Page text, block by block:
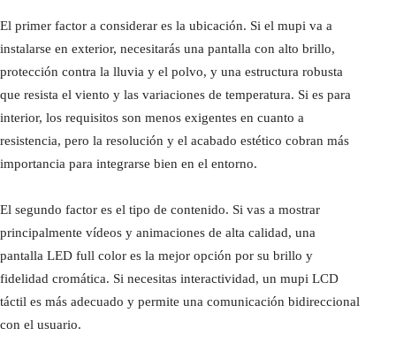
El primer factor a considerar es la ubicación. Si el mupi va a
instalarse en exterior, necesitarás una pantalla con alto brillo,
protección contra la lluvia y el polvo, y una estructura robusta
que resista el viento y las variaciones de temperatura. Si es para
interior, los requisitos son menos exigentes en cuanto a
resistencia, pero la resolución y el acabado estético cobran más
importancia para integrarse bien en el entorno.
El segundo factor es el tipo de contenido. Si vas a mostrar
principalmente vídeos y animaciones de alta calidad, una
pantalla LED full color es la mejor opción por su brillo y
fidelidad cromática. Si necesitas interactividad, un mupi LCD
táctil es más adecuado y permite una comunicación bidireccional
con el usuario.